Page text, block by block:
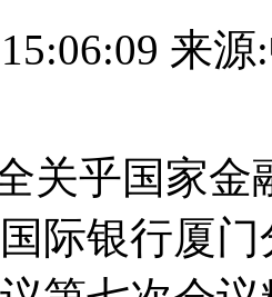
来源
关乎国家
际银行厦